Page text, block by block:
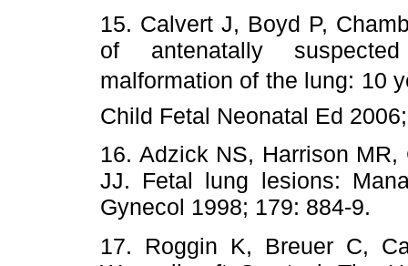
15. Calvert J, Boyd P,
of antenatally
malformation of the lung: 10
Child Fetal Neonatal Ed
16. Adzick NS, Harrison
JJ. Fetal lung lesions:
Gynecol 1998; 179: 884-9.
17. Roggin K, Breuer C,